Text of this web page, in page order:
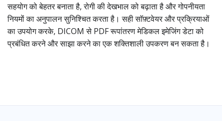
सहयोग को बेहतर बनाता है, रोगी की देखभाल को बढ़ाता है और गोपनीयता
नियमों का अनुपालन सुनिश्चित करता है। सही सॉफ़्टवेयर और प्रक्रियाओं
का उपयोग करके, DICOM से PDF रूपांतरण मेडिकल इमेजिंग डेटा को
प्रबंधित करने और साझा करने का एक शक्तिशाली उपकरण बन सकता है।